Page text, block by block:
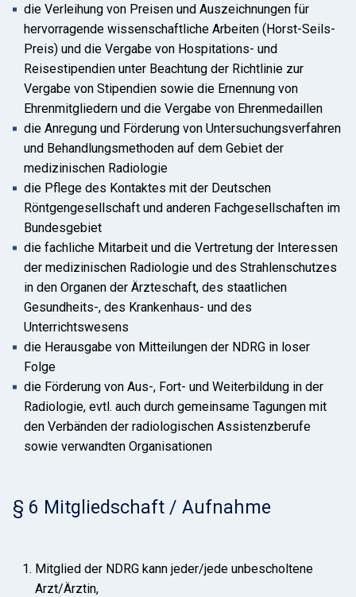
die Verleihung von Preisen und Auszeichnungen für
hervorragende wissenschaftliche Arbeiten (Horst-Seils-
Preis) und die Vergabe von Hospitations- und
Reisestipendien unter Beachtung der Richtlinie zur
Vergabe von Stipendien sowie die Ernennung von
Ehrenmitgliedern und die Vergabe von Ehrenmedaillen
die Anregung und Förderung von Untersuchungsverfahren
und Behandlungsmethoden auf dem Gebiet der
medizinischen Radiologie
die Pflege des Kontaktes mit der Deutschen
Röntgengesellschaft und anderen Fachgesellschaften im
Bundesgebiet
die fachliche Mitarbeit und die Vertretung der Interessen
der medizinischen Radiologie und des Strahlenschutzes
in den Organen der Ärzteschaft, des staatlichen
Gesundheits-, des Krankenhaus- und des
Unterrichtswesens
die Herausgabe von Mitteilungen der NDRG in loser
Folge
die Förderung von Aus-, Fort- und Weiterbildung in der
Radiologie, evtl. auch durch gemeinsame Tagungen mit
den Verbänden der radiologischen Assistenzberufe
sowie verwandten Organisationen
§ 6 Mitgliedschaft / Aufnahme
Mitglied der NDRG kann jeder/jede unbescholtene
Arzt/Ärztin,